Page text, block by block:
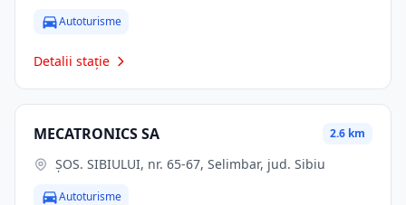
Autoturisme
Detalii stație
MECATRONICS SA 2.6 km
ŞOS. SIBIULUI, nr. 65-67, Selimbar, jud. Sibiu
Autoturisme